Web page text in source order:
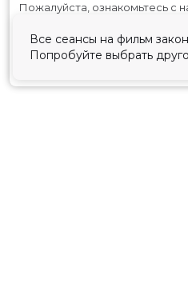
Все сеансы на фильм
Попробуйте выбрать
Пожалуйста, ознакомьтесь с